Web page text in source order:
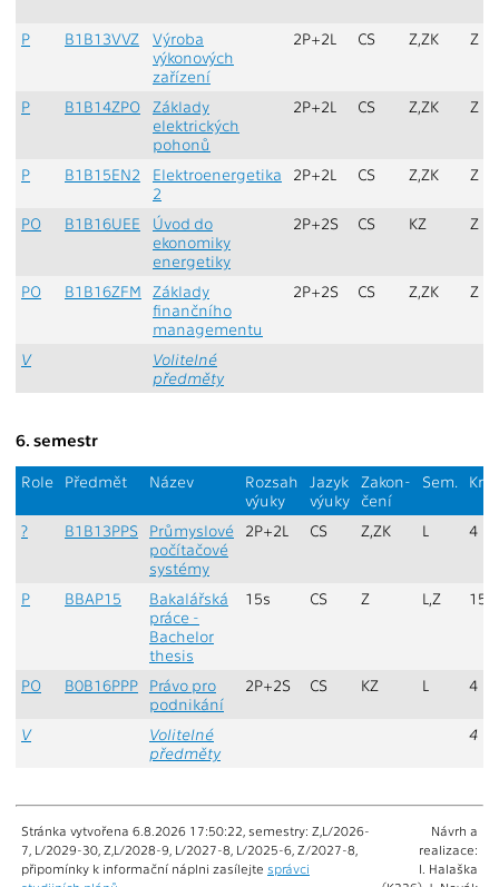
P B1B13VVZ
Výroba
výkonových
zařízení
2P+2L CS Z,ZK Z
P B1B14ZPO
Základy
elektrických
pohonů
2P+2L CS Z,ZK Z
P B1B15EN2
Elektroenergetika
2
2P+2L CS Z,ZK Z
PO B1B16UEE
Úvod do
ekonomiky
energetiky
2P+2S CS KZ Z
PO B1B16ZFM
Základy
finančního
managementu
2P+2S CS Z,ZK Z
V
Volitelné
předměty
6. semestr
Role Předmět Název
Rozsah
výuky
Jazyk
výuky
Zakon-
čení
Sem.
? B1B13PPS
Průmyslové
počítačové
systémy
2P+2L CS Z,ZK L 4
P BBAP15
Bakalářská
práce -
Bachelor
thesis
15s CS Z L,Z 15
PO B0B16PPP
Právo pro
podnikání
2P+2S CS KZ L 4
V
Volitelné
předměty
4
Stránka vytvořena 6.8.2026 17:50:22, semestry: Z,L/2026-
7, L/2029-30, Z,L/2028-9, L/2027-8, L/2025-6, Z/2027-8,
připomínky k informační náplni zasílejte správci
Návrh a
realizace:
I. Halaška